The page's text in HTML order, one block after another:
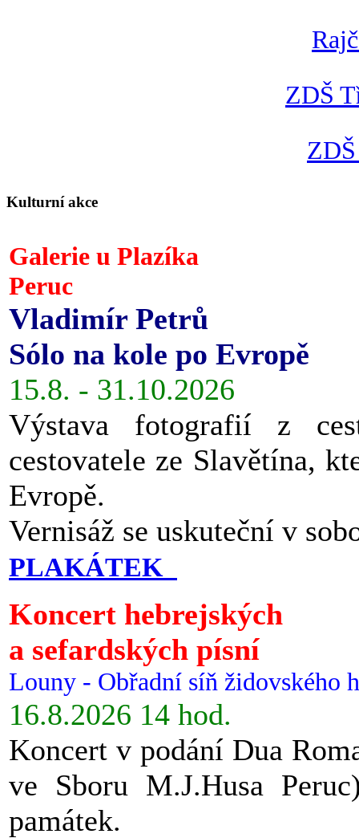
ZDŠ
Kulturní akce
Galerie u Plazíka
Peruc
Vladimír Petrů
Sólo na kole po Evropě
15.8. - 31.10.2026
Výstava fotografií z
cestovatele ze Slavětína,
Evropě.
Vernisáž se uskuteční v
PLAKÁTEK
Koncert hebrejských
a sefardských písní
Louny - Obřadní síň židovského
16.8.2026 14 hod.
Koncert v podání Dua
ve Sboru M.J.Husa
památek.